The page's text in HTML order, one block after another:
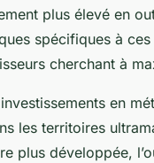
plus élevé en
spécifiques à
cherchant à
en
les territoires
plus développée,